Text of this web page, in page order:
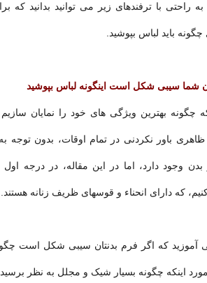
راحتی با ترفندهای زیر می توانید بدانید که
باید لباس بپوشید.
شما سیبی شکل است اینگونه لباس بپوشید
چگونه بهترین ویژگی های خود را نمایان
ظاهری باور نکردنی در تمام اوقات، بدون
بدن وجود دارد، اما در این مقاله، در درجه
که دارای انحناء و قوسهای ظریف زنانه هستند.
آموزید که اگر فرم بدنتان سیبی شکل است
اینکه چگونه بسیار شیک و مجلل به نظر برسید